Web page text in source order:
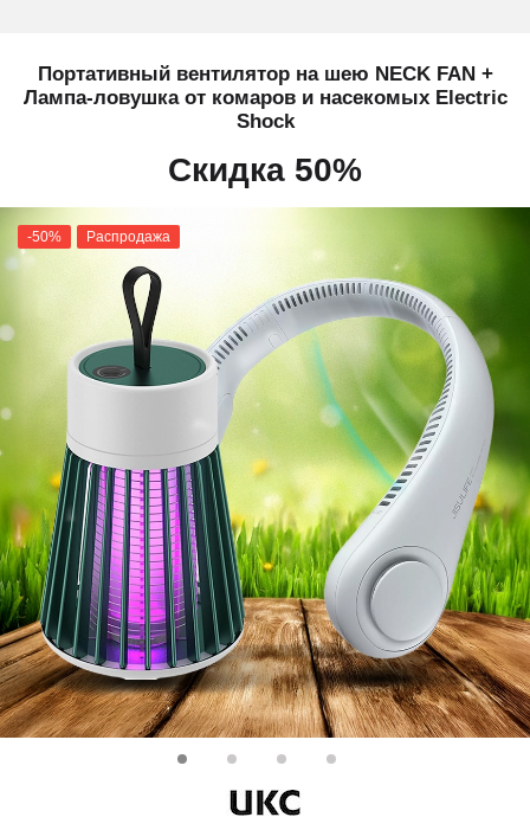
Портативный вентилятор на шею NECK FAN +
Лампа-ловушка от комаров и насекомых Electric
Shock
Скидка 50%
-50% Распродажа